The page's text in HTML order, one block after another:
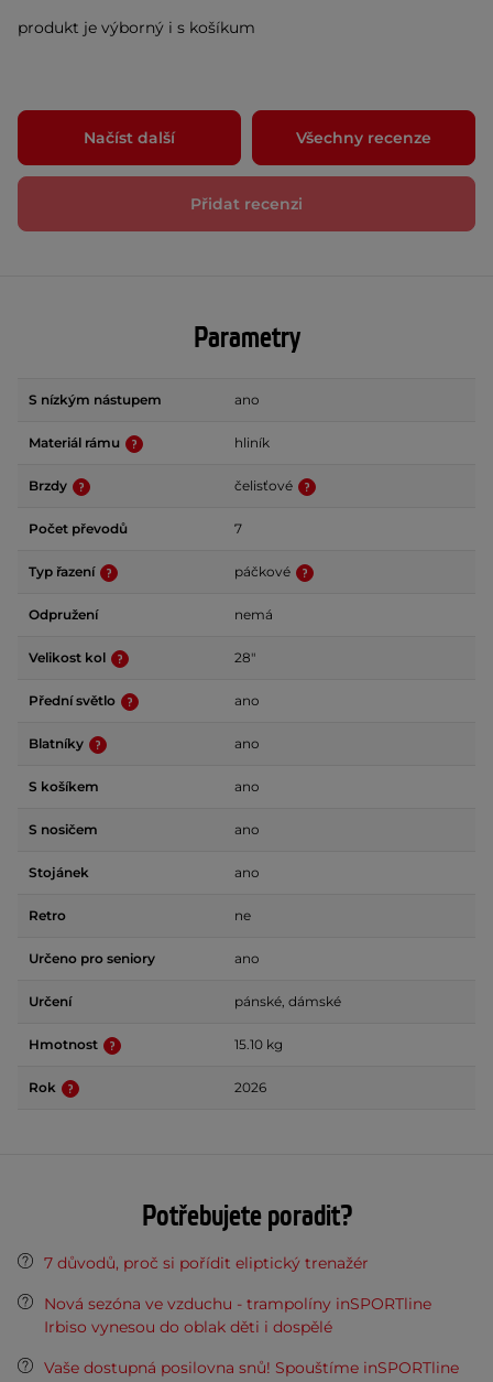
produkt je výborný i s košíkum
Načíst další Všechny recenze
Přidat recenzi
Parametry
S nízkým nástupem ano
Materiál rámu hliník
Brzdy čelisťové
Počet převodů 7
Typ řazení páčkové
Odpružení nemá
Velikost kol 28"
Přední světlo ano
Blatníky ano
S košíkem ano
S nosičem ano
Stojánek ano
Retro ne
Určeno pro seniory ano
Určení pánské, dámské
Hmotnost 15.10 kg
Rok 2026
Potřebujete poradit?
7 důvodů, proč si pořídit eliptický trenažér
Nová sezóna ve vzduchu - trampolíny inSPORTline
Irbiso vynesou do oblak děti i dospělé
Vaše dostupná posilovna snů! Spouštíme inSPORTline